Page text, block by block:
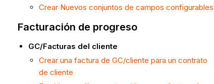
Crear Nuevos conjuntos de campos configurables
Facturación de progreso
GC/Facturas del cliente
Crear una factura de GC/cliente para un contrato
de cliente